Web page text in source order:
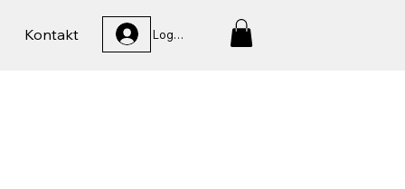
Kontakt Logga In